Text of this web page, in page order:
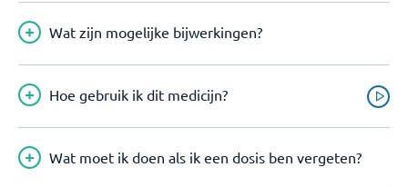
Wat zijn mogelijke bijwerkingen?
Hoe gebruik ik dit medicijn?
Wat moet ik doen als ik een dosis ben vergeten?